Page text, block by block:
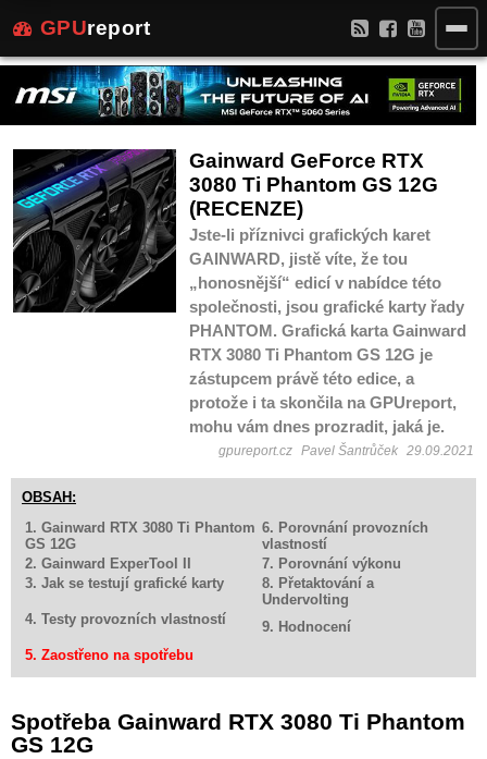
GPUreport
Gainward GeForce RTX
3080 Ti Phantom GS 12G
(RECENZE)
Jste-li příznivci grafických karet
GAINWARD, jistě víte, že tou
„honosnější“ edicí v nabídce této
společnosti, jsou grafické karty řady
PHANTOM. Grafická karta Gainward
RTX 3080 Ti Phantom GS 12G je
zástupcem právě této edice, a
protože i ta skončila na GPUreport,
mohu vám dnes prozradit, jaká je.
gpureport.cz Pavel Šantrůček 29.09.2021
OBSAH:
1. Gainward RTX 3080 Ti Phantom
GS 12G
6. Porovnání provozních
vlastností
2. Gainward ExperTool II
7. Porovnání výkonu
3. Jak se testují grafické karty
8. Přetaktování a
Undervolting
4. Testy provozních vlastností
9. Hodnocení
5. Zaostřeno na spotřebu
Spotřeba Gainward RTX 3080 Ti Phantom
GS 12G